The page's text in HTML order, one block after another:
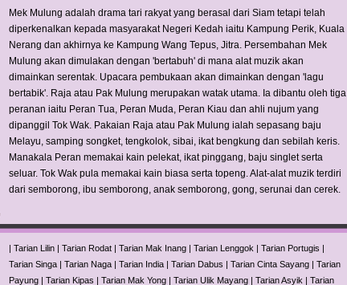
Mek Mulung adalah drama tari rakyat yang berasal dari Siam tetapi telah
diperkenalkan kepada masyarakat Negeri Kedah iaitu Kampung Perik, Kuala
Nerang dan akhirnya ke Kampung Wang Tepus, Jitra. Persembahan Mek
Mulung akan dimulakan dengan 'bertabuh' di mana alat muzik akan
dimainkan serentak. Upacara pembukaan akan dimainkan dengan 'lagu
bertabik'. Raja atau Pak Mulung merupakan watak utama. Ia dibantu oleh tiga
peranan iaitu Peran Tua, Peran Muda, Peran Kiau dan ahli nujum yang
dipanggil Tok Wak. Pakaian Raja atau Pak Mulung ialah sepasang baju
Melayu, samping songket, tengkolok, sibai, ikat bengkung dan sebilah keris.
Manakala Peran memakai kain pelekat, ikat pinggang, baju singlet serta
seluar. Tok Wak pula memakai kain biasa serta topeng. Alat-alat muzik terdiri
dari semborong, ibu semborong, anak semborong, gong, serunai dan cerek.
| Tarian Lilin | Tarian Rodat | Tarian Mak Inang | Tarian Lenggok | Tarian Portugis |
Tarian Singa | Tarian Naga | Tarian India | Tarian Dabus | Tarian Cinta Sayang | Tarian
Payung | Tarian Kipas | Tarian Mak Yong | Tarian Ulik Mayang | Tarian Asyik | Tarian